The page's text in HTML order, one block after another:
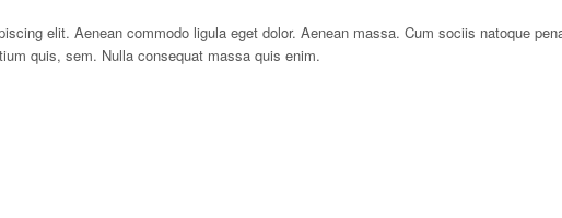
elit. Aenean commodo ligula eget dolor. Aenean massa. Cum sociis natoque
quis, sem. Nulla consequat massa quis enim.